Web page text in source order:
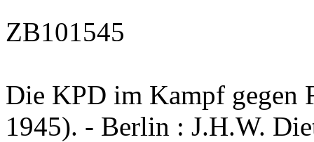
ZB101545
Die KPD im Kampf gegen
1945). - Berlin : J.H.W.